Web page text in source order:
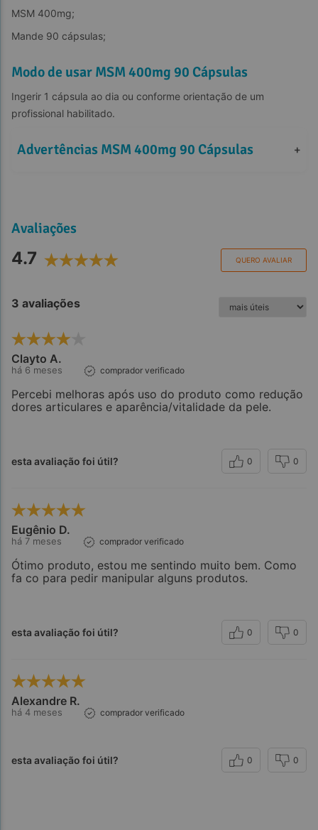
MSM 400mg;
Mande 90 cápsulas;
Modo de usar MSM 400mg 90 Cápsulas
Ingerir 1 cápsula ao dia ou conforme orientação de um
profissional habilitado.
Advertências MSM 400mg 90 Cápsulas +
Observações:
Avaliações
4.7 QUERO AVALIAR
3 avaliações
Clayto A.
há 6 meses comprador verificado
Percebi melhoras após uso do produto como redução
dores articulares e aparência/vitalidade da pele.
esta avaliação foi útil? 0 0
Eugênio D.
há 7 meses comprador verificado
Ótimo produto, estou me sentindo muito bem. Como
fa co para pedir manipular alguns produtos.
esta avaliação foi útil? 0 0
Alexandre R.
há 4 meses comprador verificado
esta avaliação foi útil? 0 0